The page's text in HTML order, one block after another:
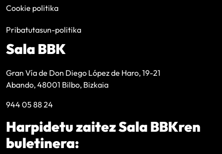
Cookie politika
Pribatutasun-politika
Sala BBK
Gran Vía de Don Diego López de Haro, 19-21
Abando, 48001 Bilbo, Bizkaia
944 05 88 24
Harpidetu zaitez Sala BBKren
buletinera: